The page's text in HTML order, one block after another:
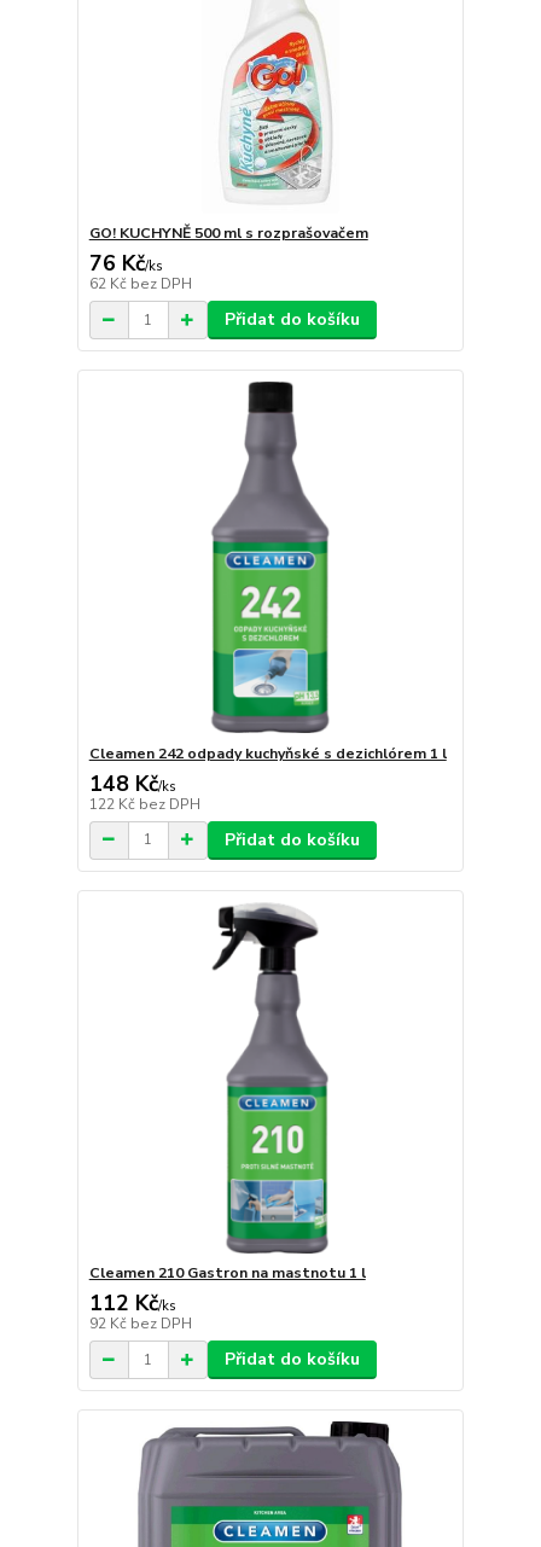
GO! KUCHYNĚ 500 ml s rozprašovačem
76 Kč/ks
62 Kč bez DPH
Přidat do košíku
Cleamen 242 odpady kuchyňské s dezichlórem 1 l
148 Kč/ks
122 Kč bez DPH
Přidat do košíku
Cleamen 210 Gastron na mastnotu 1 l
112 Kč/ks
92 Kč bez DPH
Přidat do košíku